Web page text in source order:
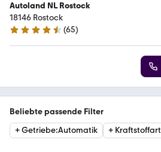
Autoland NL Rostock
18146 Rostock
4.6 Sterne
(65)
Beliebte passende Filter
+Getriebe:Automatik + Kraftstoffart